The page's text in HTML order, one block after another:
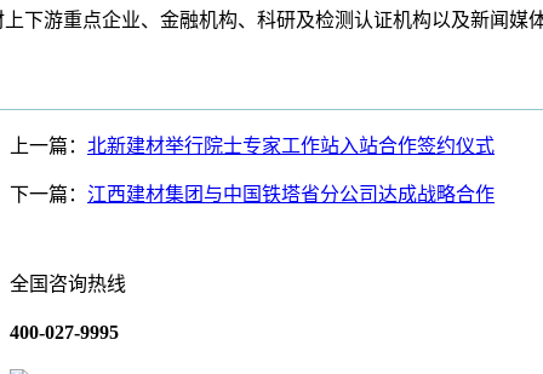
游重点企业、金融机构、科研及检测认证机构以及新闻媒
上一篇： 北新建材举行院士专家工作站入站合作签约仪式
下一篇： 江西建材集团与中国铁塔省分公司达成战略合作
全国咨询热线
400-027-9995